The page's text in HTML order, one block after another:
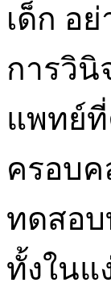
เด็ก อ
การวินิ
แพทย์
ครอบค
ทดสอบ
ทั้งในแ